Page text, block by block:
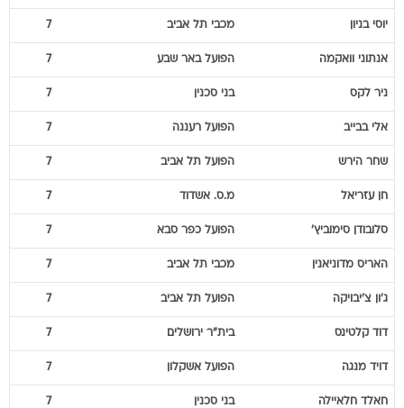
יוסי בניון מכבי תל אביב 7
אנתוני וואקמה הפועל באר שבע 7
ניר לקס בני סכנין 7
אלי בבייב הפועל רעננה 7
שחר הירש הפועל תל אביב 7
חן עזריאל מ.ס. אשדוד 7
סלובודן סימוביץ' הפועל כפר סבא 7
האריס מדוניאנין מכבי תל אביב 7
ג'ון צ'יבויקה הפועל תל אביב 7
דוד קלטינס בית"ר ירושלים 7
דויד מנגה הפועל אשקלון 7
חאלד חלאיילה בני סכנין 7